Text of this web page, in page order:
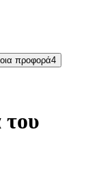
προφορά4
του